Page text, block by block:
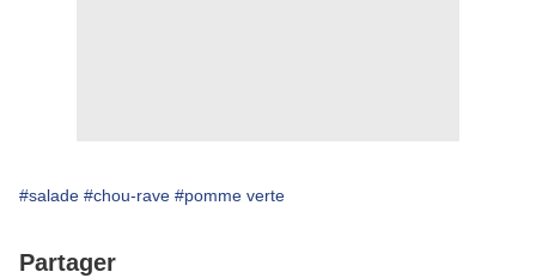
#salade #chou-rave #pomme verte
Partager